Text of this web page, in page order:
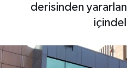
derisinden